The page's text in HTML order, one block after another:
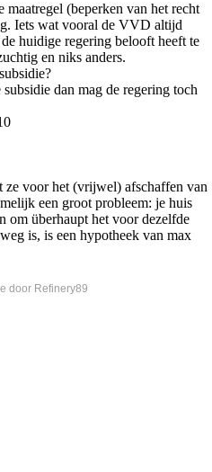
(beperken van het recht
Iets wat vooral de VVD altijd
huidige regering belooft heeft te
en niks anders.
dan mag de regering toch
voor het (vrijwel) afschaffen van
een groot probleem: je huis
om überhaupt het voor dezelfde
is, is een hypotheek van max
door Refinery89